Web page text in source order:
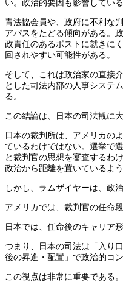
い。政治的要因も影響してい
青法協会員や、政府に不利な
アパスをたどる傾向がある。
政責任のあるポストに就きに
回されやすい可能性がある。
そして、これは政治家の直接
とした司法内部の人事システ
る。
この結論は、日本の司法観に
日本の裁判所は、アメリカの
ているわけではない。選挙で
と裁判官の思想を審査するわ
政治から距離を置いているよう
しかし、ラムザイヤーは、政
アメリカでは、裁判官の任命
日本では、任命後のキャリア
つまり、日本の司法は「入り
後の昇進・配置」で政治的コ
この視点は非常に重要である。